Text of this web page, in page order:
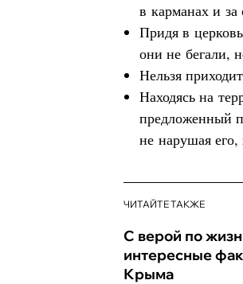
в карманах и за
Придя в
они не бегали,
Нельзя
Находясь на
предложенный
не нарушая
ЧИТАЙТЕ ТАКЖЕ
С верой по
интересные
Крыма